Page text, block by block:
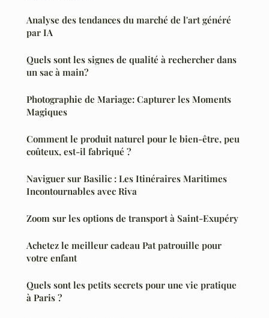
Analyse des tendances du marché de l'art généré
par IA
Quels sont les signes de qualité à rechercher dans
un sac à main?
Photographie de Mariage: Capturer les Moments
Magiques
Comment le produit naturel pour le bien-être, peu
coûteux, est-il fabriqué ?
Naviguer sur Basilic : Les Itinéraires Maritimes
Incontournables avec Riva
Zoom sur les options de transport à Saint-Exupéry
Achetez le meilleur cadeau Pat patrouille pour
votre enfant
Quels sont les petits secrets pour une vie pratique
à Paris ?